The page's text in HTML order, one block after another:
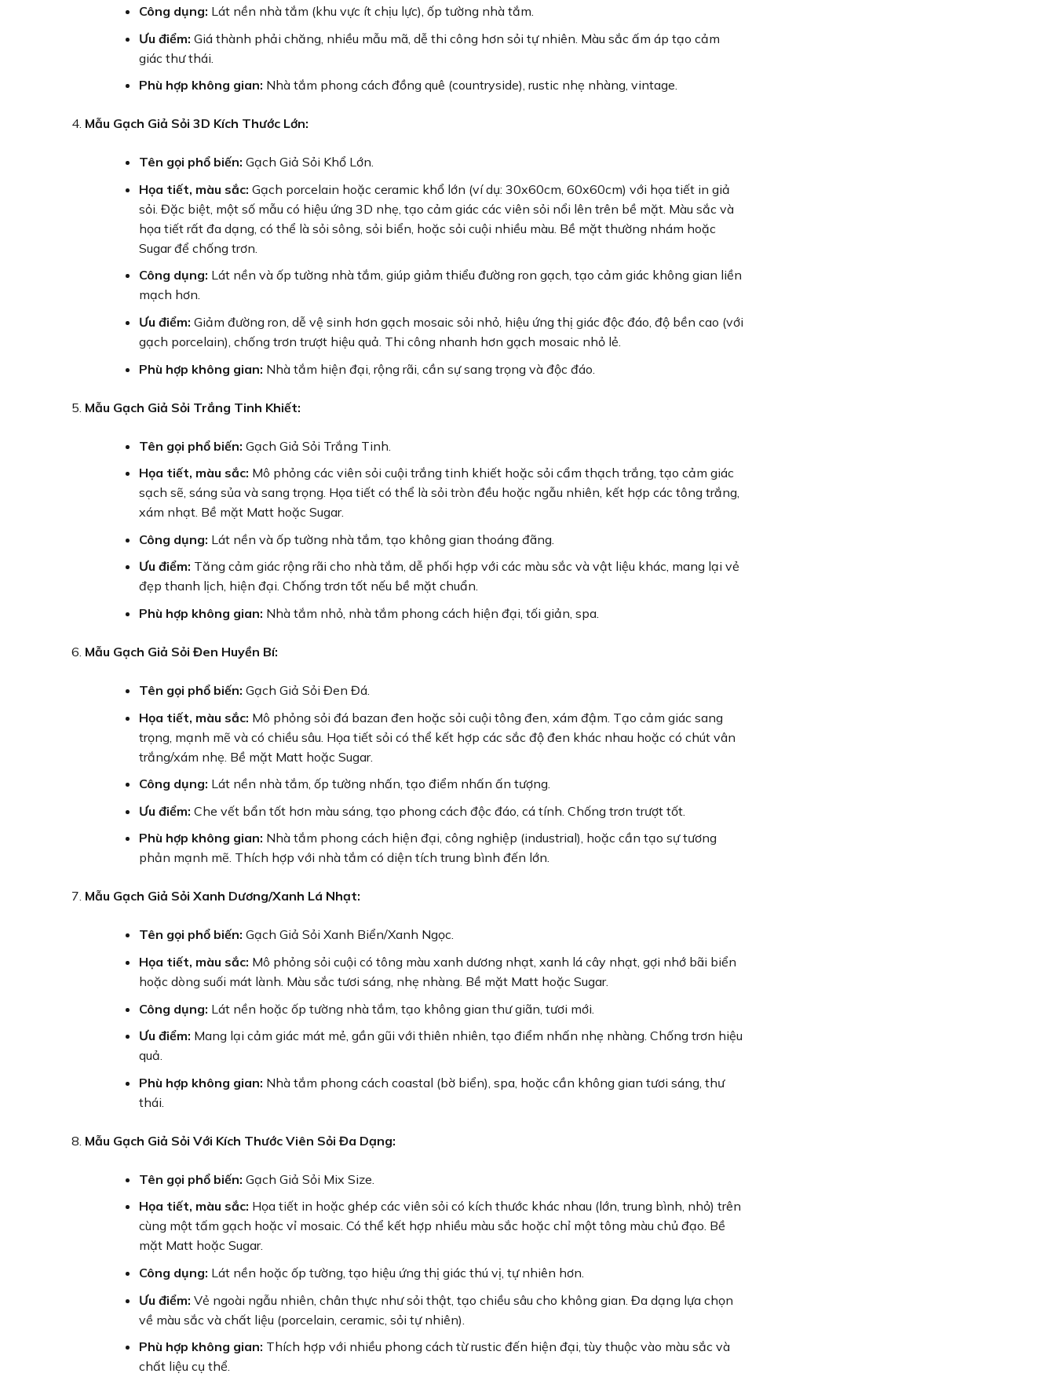
Công dụng: Lát nền nhà tắm (khu vực ít chịu lực), ốp tường nhà tắm.
Ưu điểm: Giá thành phải chăng, nhiều mẫu mã, dễ thi công hơn sỏi tự nhiên. Màu sắc ấm áp tạo cảm
giác thư thái.
Phù hợp không gian: Nhà tắm phong cách đồng quê (countryside), rustic nhẹ nhàng, vintage.
Mẫu Gạch Giả Sỏi 3D Kích Thước Lớn:
Tên gọi phổ biến: Gạch Giả Sỏi Khổ Lớn.
Họa tiết, màu sắc: Gạch porcelain hoặc ceramic khổ lớn (ví dụ: 30x60cm, 60x60cm) với họa tiết in giả
sỏi. Đặc biệt, một số mẫu có hiệu ứng 3D nhẹ, tạo cảm giác các viên sỏi nổi lên trên bề mặt. Màu sắc và
họa tiết rất đa dạng, có thể là sỏi sông, sỏi biển, hoặc sỏi cuội nhiều màu. Bề mặt thường nhám hoặc
Sugar để chống trơn.
Công dụng: Lát nền và ốp tường nhà tắm, giúp giảm thiểu đường ron gạch, tạo cảm giác không gian liền
mạch hơn.
Ưu điểm: Giảm đường ron, dễ vệ sinh hơn gạch mosaic sỏi nhỏ, hiệu ứng thị giác độc đáo, độ bền cao (với
gạch porcelain), chống trơn trượt hiệu quả. Thi công nhanh hơn gạch mosaic nhỏ lẻ.
Phù hợp không gian: Nhà tắm hiện đại, rộng rãi, cần sự sang trọng và độc đáo.
Mẫu Gạch Giả Sỏi Trắng Tinh Khiết:
Tên gọi phổ biến: Gạch Giả Sỏi Trắng Tinh.
Họa tiết, màu sắc: Mô phỏng các viên sỏi cuội trắng tinh khiết hoặc sỏi cẩm thạch trắng, tạo cảm giác
sạch sẽ, sáng sủa và sang trọng. Họa tiết có thể là sỏi tròn đều hoặc ngẫu nhiên, kết hợp các tông trắng,
xám nhạt. Bề mặt Matt hoặc Sugar.
Công dụng: Lát nền và ốp tường nhà tắm, tạo không gian thoáng đãng.
Ưu điểm: Tăng cảm giác rộng rãi cho nhà tắm, dễ phối hợp với các màu sắc và vật liệu khác, mang lại vẻ
đẹp thanh lịch, hiện đại. Chống trơn tốt nếu bề mặt chuẩn.
Phù hợp không gian: Nhà tắm nhỏ, nhà tắm phong cách hiện đại, tối giản, spa.
Mẫu Gạch Giả Sỏi Đen Huyền Bí:
Tên gọi phổ biến: Gạch Giả Sỏi Đen Đá.
Họa tiết, màu sắc: Mô phỏng sỏi đá bazan đen hoặc sỏi cuội tông đen, xám đậm. Tạo cảm giác sang
trọng, mạnh mẽ và có chiều sâu. Họa tiết sỏi có thể kết hợp các sắc độ đen khác nhau hoặc có chút vân
trắng/xám nhẹ. Bề mặt Matt hoặc Sugar.
Công dụng: Lát nền nhà tắm, ốp tường nhấn, tạo điểm nhấn ấn tượng.
Ưu điểm: Che vết bẩn tốt hơn màu sáng, tạo phong cách độc đáo, cá tính. Chống trơn trượt tốt.
Phù hợp không gian: Nhà tắm phong cách hiện đại, công nghiệp (industrial), hoặc cần tạo sự tương
phản mạnh mẽ. Thích hợp với nhà tắm có diện tích trung bình đến lớn.
Mẫu Gạch Giả Sỏi Xanh Dương/Xanh Lá Nhạt:
Tên gọi phổ biến: Gạch Giả Sỏi Xanh Biển/Xanh Ngọc.
Họa tiết, màu sắc: Mô phỏng sỏi cuội có tông màu xanh dương nhạt, xanh lá cây nhạt, gợi nhớ bãi biển
hoặc dòng suối mát lành. Màu sắc tươi sáng, nhẹ nhàng. Bề mặt Matt hoặc Sugar.
Công dụng: Lát nền hoặc ốp tường nhà tắm, tạo không gian thư giãn, tươi mới.
Ưu điểm: Mang lại cảm giác mát mẻ, gần gũi với thiên nhiên, tạo điểm nhấn nhẹ nhàng. Chống trơn hiệu
quả.
Phù hợp không gian: Nhà tắm phong cách coastal (bờ biển), spa, hoặc cần không gian tươi sáng, thư
thái.
Mẫu Gạch Giả Sỏi Với Kích Thước Viên Sỏi Đa Dạng:
Tên gọi phổ biến: Gạch Giả Sỏi Mix Size.
Họa tiết, màu sắc: Họa tiết in hoặc ghép các viên sỏi có kích thước khác nhau (lớn, trung bình, nhỏ) trên
cùng một tấm gạch hoặc vỉ mosaic. Có thể kết hợp nhiều màu sắc hoặc chỉ một tông màu chủ đạo. Bề
mặt Matt hoặc Sugar.
Công dụng: Lát nền hoặc ốp tường, tạo hiệu ứng thị giác thú vị, tự nhiên hơn.
Ưu điểm: Vẻ ngoài ngẫu nhiên, chân thực như sỏi thật, tạo chiều sâu cho không gian. Đa dạng lựa chọn
về màu sắc và chất liệu (porcelain, ceramic, sỏi tự nhiên).
Phù hợp không gian: Thích hợp với nhiều phong cách từ rustic đến hiện đại, tùy thuộc vào màu sắc và
chất liệu cụ thể.